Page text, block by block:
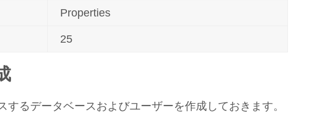
Properties
25
するデータベースおよびユーザーを作成しておきます。